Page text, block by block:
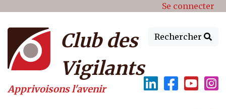
Menu du compte de Se connecter
Rechercher
Club des
Vigilants
Apprivoisons l'avenir